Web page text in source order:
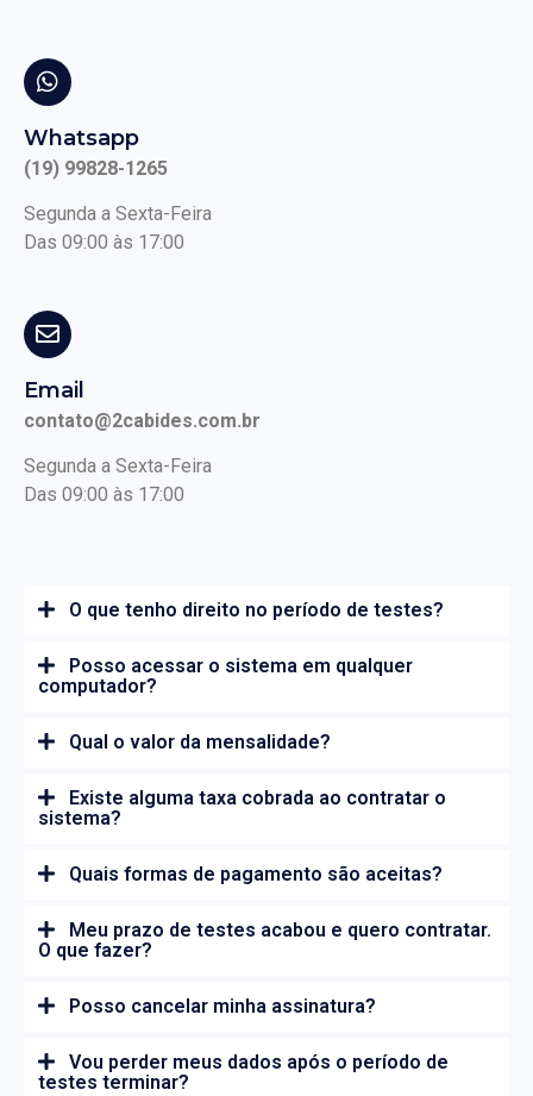
Whatsapp
(19) 99828-1265
Segunda a Sexta-Feira
Das 09:00 às 17:00
Email
contato@2cabides.com.br
Segunda a Sexta-Feira
Das 09:00 às 17:00
O que tenho direito no período de testes?
Posso acessar o sistema em qualquer
computador?
Qual o valor da mensalidade?
Existe alguma taxa cobrada ao contratar o
sistema?
Quais formas de pagamento são aceitas?
Meu prazo de testes acabou e quero contratar.
O que fazer?
Posso cancelar minha assinatura?
Vou perder meus dados após o período de
testes terminar?